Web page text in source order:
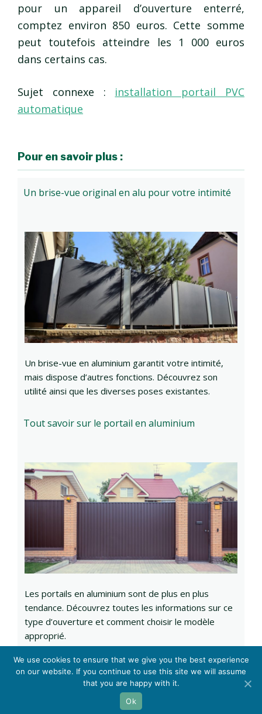
pour un appareil d’ouverture enterré,
comptez environ 850 euros. Cette somme
peut toutefois atteindre les 1 000 euros
dans certains cas.
Sujet connexe : installation portail PVC
automatique
Pour en savoir plus :
Un brise-vue original en alu pour votre intimité
Un brise-vue en aluminium garantit votre intimité,
mais dispose d’autres fonctions. Découvrez son
utilité ainsi que les diverses poses existantes.
Tout savoir sur le portail en aluminium
Les portails en aluminium sont de plus en plus
tendance. Découvrez toutes les informations sur ce
type d’ouverture et comment choisir le modèle
approprié.
informations légales
We use cookies to ensure that we give you the best experience
on our website. If you continue to use this site we will assume
that you are happy with it.
Ok